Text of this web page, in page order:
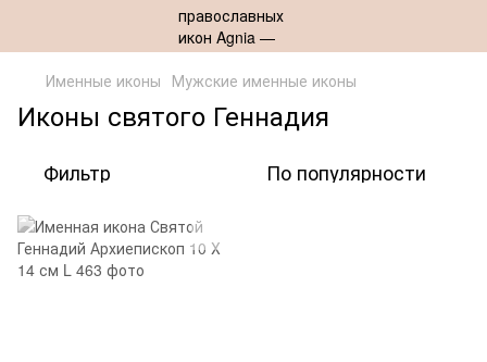
Именные иконы Мужские именные иконы
Иконы святого Геннадия
Фильтр По популярности